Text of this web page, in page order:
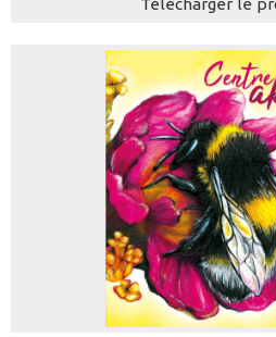
Télécharger le